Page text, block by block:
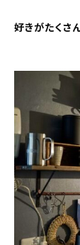
会社概要
プライバシ
好きがたくさ